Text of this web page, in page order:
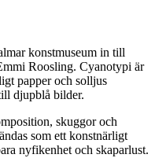
konstmuseum in till
Roosling. Cyanotypi är
papper och solljus
djupblå bilder.
skuggor och
som ett konstnärligt
nyfikenhet och skaparlust.